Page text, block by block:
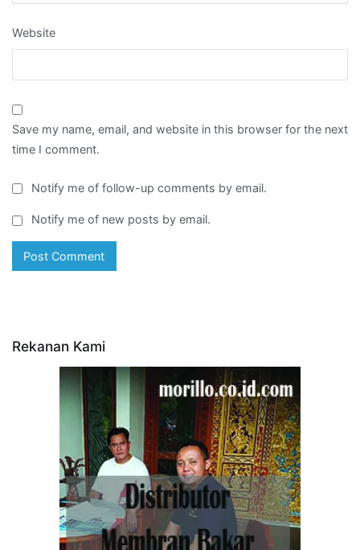
Website
Save my name, email, and website in this browser for the next
time I comment.
Notify me of follow-up comments by email.
Notify me of new posts by email.
Rekanan Kami